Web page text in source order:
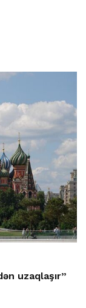
uzaqlaşır”